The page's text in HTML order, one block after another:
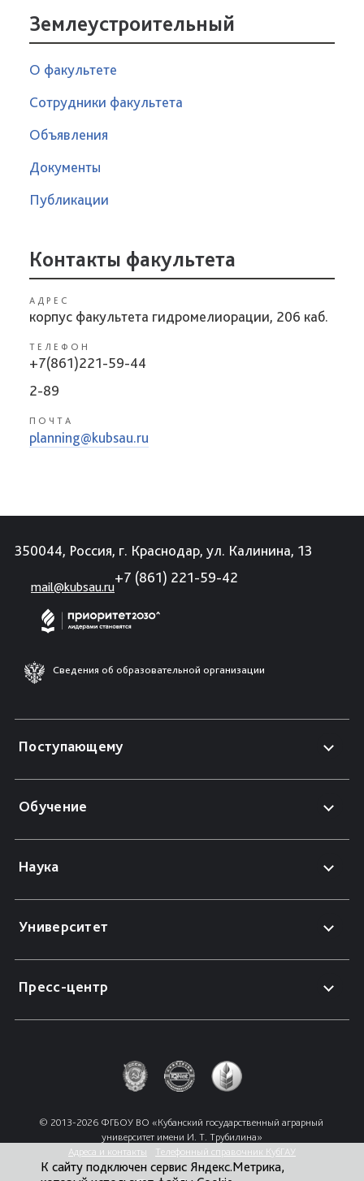
Землеустроительный
О факультете
Сотрудники факультета
Объявления
Документы
Публикации
Контакты факультета
АДРЕС
корпус факультета гидромелиорации, 206 каб.
ТЕЛЕФОН
+7(861)221-59-44
2-89
ПОЧТА
planning@kubsau.ru
350044, Россия, г. Краснодар, ул. Калинина, 13
mail@kubsau.ru
+7 (861) 221-59-42
Сведения об образовательной организации
Поступающему
Обучение
Наука
Университет
Пресс-центр
© 2013-2026 ФГБОУ ВО «Кубанский государственный аграрный
университет имени И. Т. Трубилина»
Адреса и контакты
Телефонный справочник КубГАУ
К сайту подключен сервис Яндекс.Метрика,